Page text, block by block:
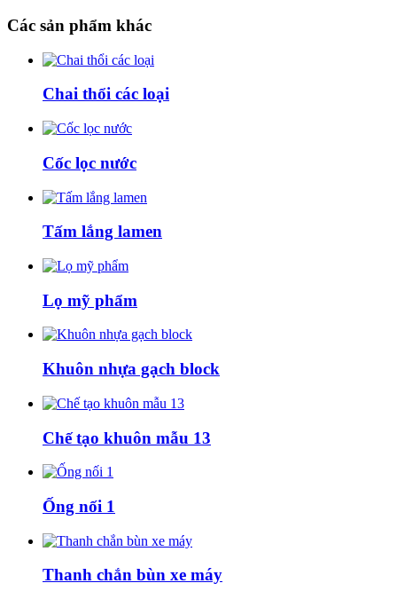
Các sản phẩm khác
Chai thổi các loại
Cốc lọc nước
Tấm lắng lamen
Lọ mỹ phẩm
Khuôn nhựa gạch block
Chế tạo khuôn mẫu 13
Ống nối 1
Thanh chắn bùn xe máy